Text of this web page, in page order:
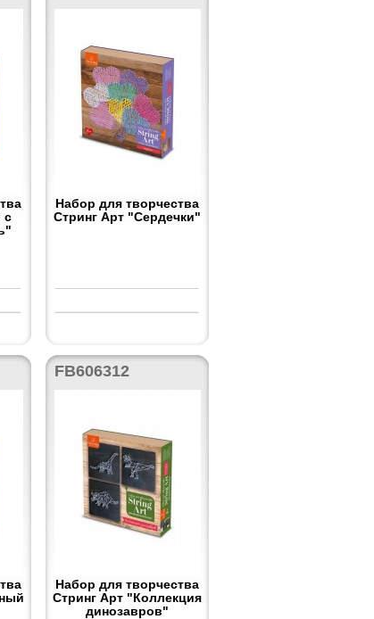
с
Набор для творчества
Стринг Арт "Сердечки"
FB606312
Набор для творчества
Стринг Арт "Коллекция
динозавров"